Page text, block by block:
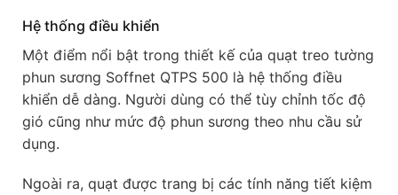
Hệ thống điều khiển
Một điểm nổi bật trong thiết kế của quạt treo tường
phun sương Soffnet QTPS 500 là hệ thống điều
khiển dễ dàng. Người dùng có thể tùy chỉnh tốc độ
gió cũng như mức độ phun sương theo nhu cầu sử
dụng.
Ngoài ra, quạt được trang bị các tính năng tiết kiệm